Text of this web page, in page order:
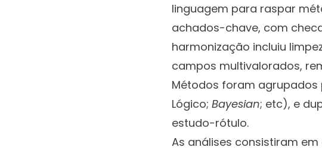
linguagem para raspar
achados-chave, com
harmonização incluiu
campos multivalorados,
Métodos foram
Lógico; Bayesian; etc), e
estudo-rótulo.
As análises consistiram